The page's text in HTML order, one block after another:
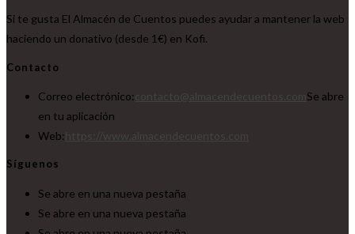
Si te gusta El Almacén de Cuentos puedes ayudar a mantener la web
haciendo un donativo (desde 1€) en Kofi.
Contacto
Correo electrónico:
Se abre
en tu aplicación
Web:
Síguenos
Se abre en una nueva pestaña
Se abre en una nueva pestaña